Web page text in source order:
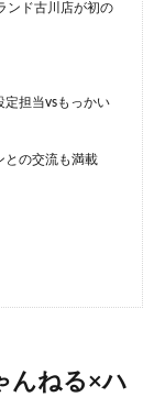
ンド古川店が初の
定担当vsもっかい
との交流も満載
んねる×ハ